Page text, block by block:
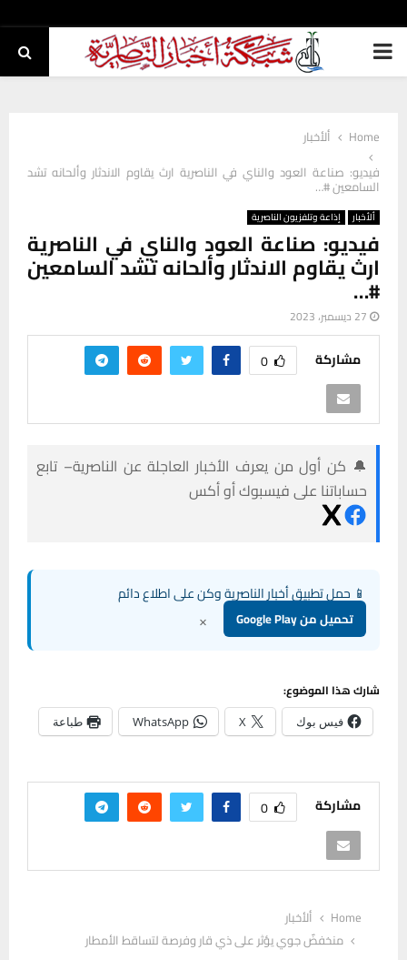
PRIMARY
Home
ألأخبار
فيديو: صناعة العود والناي في الناصرية ارث يقاوم الاندثار وألحانه تشد
السامعين #…
ألأخبار إذاعة وتلفزيون الناصرية
فيديو: صناعة العود والناي في الناصرية
ارث يقاوم الاندثار وألحانه تشد السامعين
#…
27 ديسمبر، 2023
مشاركة 0
🔔 كن أول من يعرف الأخبار العاجلة عن الناصرية– تابع
حساباتنا على فيسبوك أو أكس
📱 حمل تطبيق أخبار الناصرية وكن على اطلاع دائم
تحميل من Google Play ×
شارك هذا الموضوع:
فيس بوك X
WhatsApp طباعة
مشاركة 0
Home
ألأخبار
منخفضٌ جوي يؤثر على ذي قار وفرصة لتساقط الأمطار